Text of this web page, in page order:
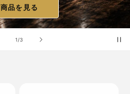
1/の
3
商品を見る